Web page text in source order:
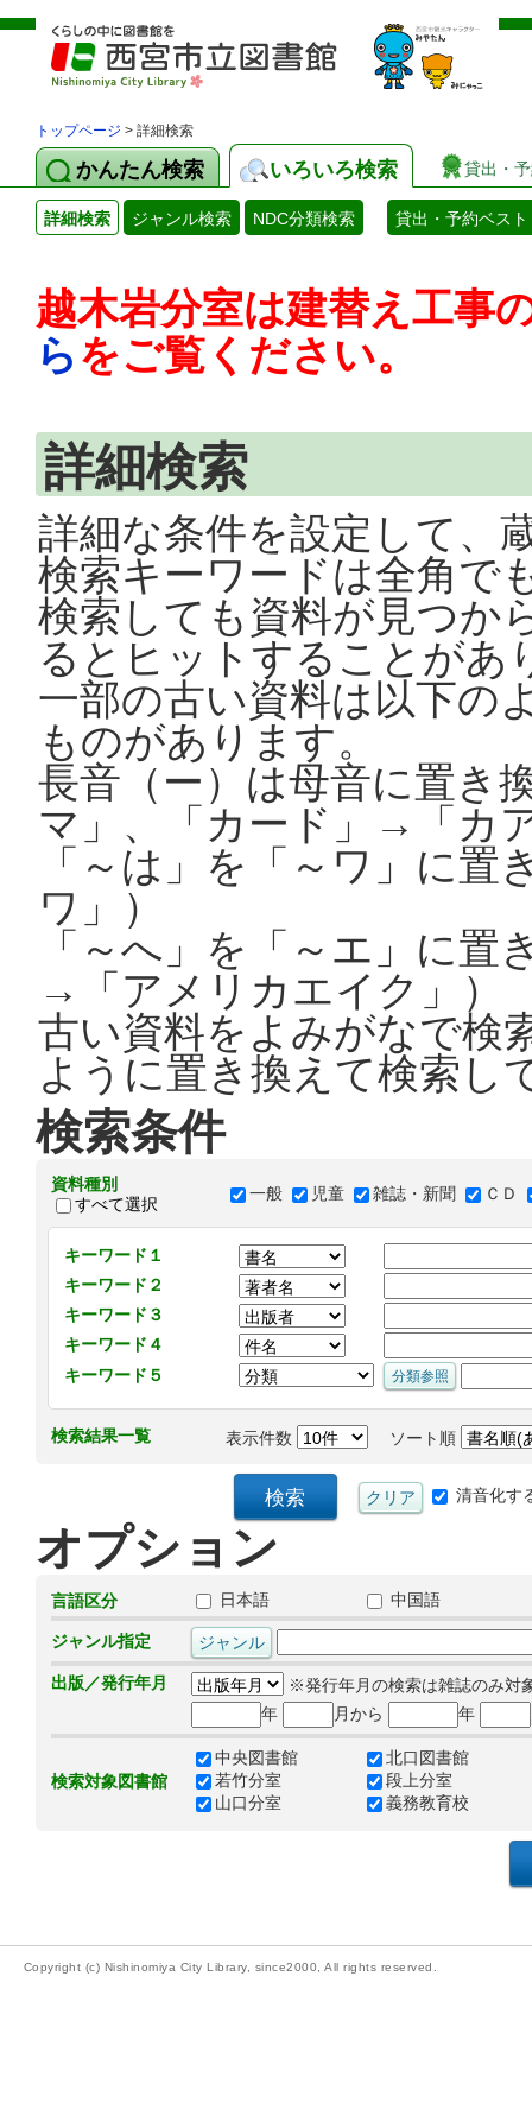
トップページ > 詳細検索
かんたん検索 いろいろ検索 貸出・
詳細検索 ジャンル検索 NDC分類検索 貸出・予約ベスト
越木岩分室は建替え工事
ら をご覧ください。
詳細検索
詳細な条件を設定して、
検索キーワードは全角で
検索しても資料が見つか
るとヒットすることがあ
一部の古い資料は以下の
ものがあります。
長音（ー）は母音に置き
マ」、「カード」→「カ
「～は」を「～ワ」に
ワ」）
「～へ」を「～エ」に
→「アメリカエイク」）
古い資料をよみがなで検
ように置き換えて検索し
検索条件
資料種別
すべて選択
一般 児童 雑誌・新聞 ＣＤ
キーワード１
キーワード２
キーワード３
キーワード４
キーワード５
検索結果一覧 表示件数 ソート順
清音化す
オプション
言語区分 日本語 中国語
ジャンル指定
出版／発行年月
※発行年月の検索は雑誌のみ対
年
月から 年
検索対象図書館
中央図書館
北口図書館
若竹分室
段上分室
山口分室
義務教育校
Copyright (c) Nishinomiya City Library, since2000, All rights reserved.